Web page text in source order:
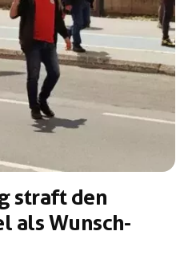
straft den
als Wunsch­